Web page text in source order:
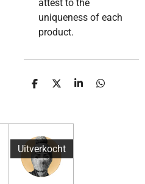
attest to the
uniqueness of each
product.
D
n
D
S
D
Uitverkocht